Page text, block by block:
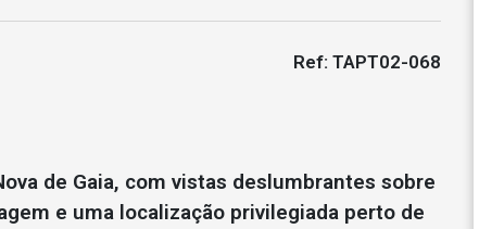
Ref: TAPT02-068
de Gaia, com vistas deslumbrantes sobre
e uma localização privilegiada perto de